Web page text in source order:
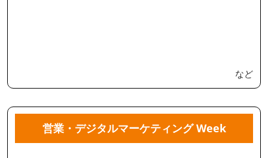
など
営業・デジタルマーケティング Week